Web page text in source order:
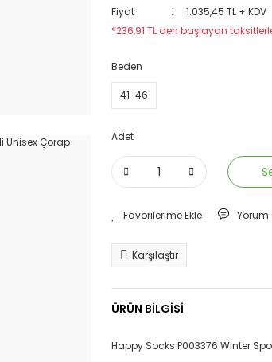
Fiyat
1.035,45 TL + KDV
*236,91 TL den başlayan
Beden
41-46
Adet
Yorum
Karşılaştır
ÜRÜN BİLGİSİ
Happy Socks P003376 Winter